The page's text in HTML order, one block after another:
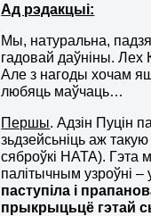
Ад рэдакцыі:
Мы, натуральна,
гадовай даўніны.
Але з нагоды хочам
любяць маўчаць…
Першы. Адзін Пуцін
зьдзейсьніць аж
сяброўкі НАТА). Гэта
палітычным узроўні
паступіла і
прыкрыцьцё гэтай